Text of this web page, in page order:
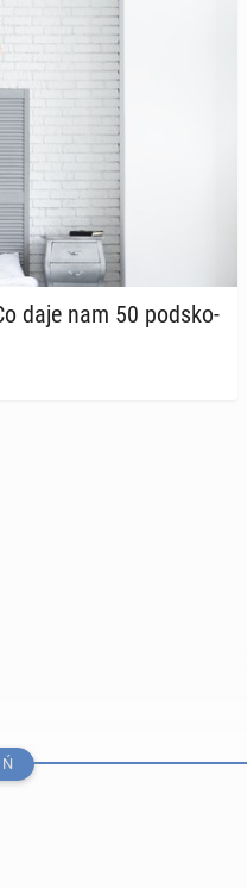
aby być w dobrej
daje nam 50 pod­sko­